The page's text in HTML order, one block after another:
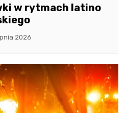
w rytmach latino
2026